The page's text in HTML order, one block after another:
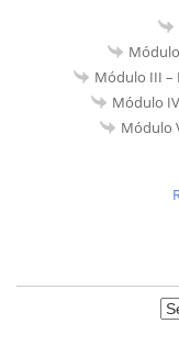
Módulo III –
Módulo
Módulo